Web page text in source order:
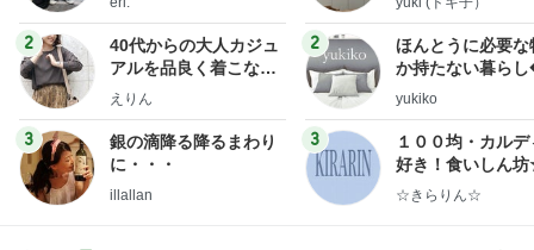
2
40代からの大人カジュ
アルを品良く着こなす
ファッションブログ
えりん
3
銀の滴降る降るまわり
に・・・
illallan
2
ほんとうに必要な
か持たない暮ら
ep Life Simple◆
yukiko
3
１００均・カルデ
好き！食いしん
らりん☆のブログ
☆きらりん☆